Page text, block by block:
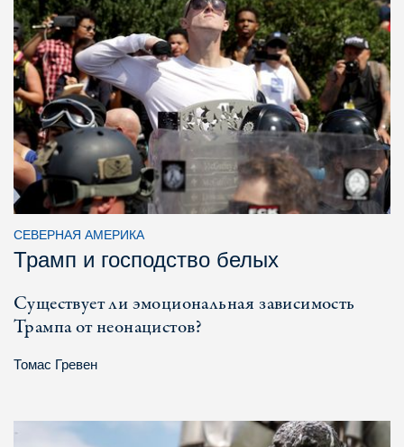
СЕВЕРНАЯ АМЕРИКА
Трамп и господство белых
Существует ли эмоциональная зависимость
Трампа от неонацистов?
Томас Гревен